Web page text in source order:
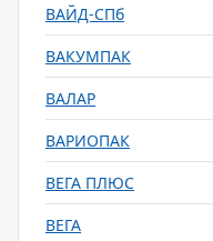
ВАЙД-СПб
ВАКУМПАК
ВАЛАР
ВАРИОПАК
ВЕГА ПЛЮС
ВЕГА